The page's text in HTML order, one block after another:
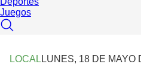
Juegos
LOCAL LUNES, 18 DE MAYO